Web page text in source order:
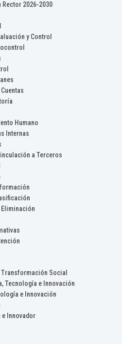
2026-2030
y Control
Humano
Internas
a Terceros
Eliminación
Social
Tecnología e Innovación
e Innovación
e Innovador